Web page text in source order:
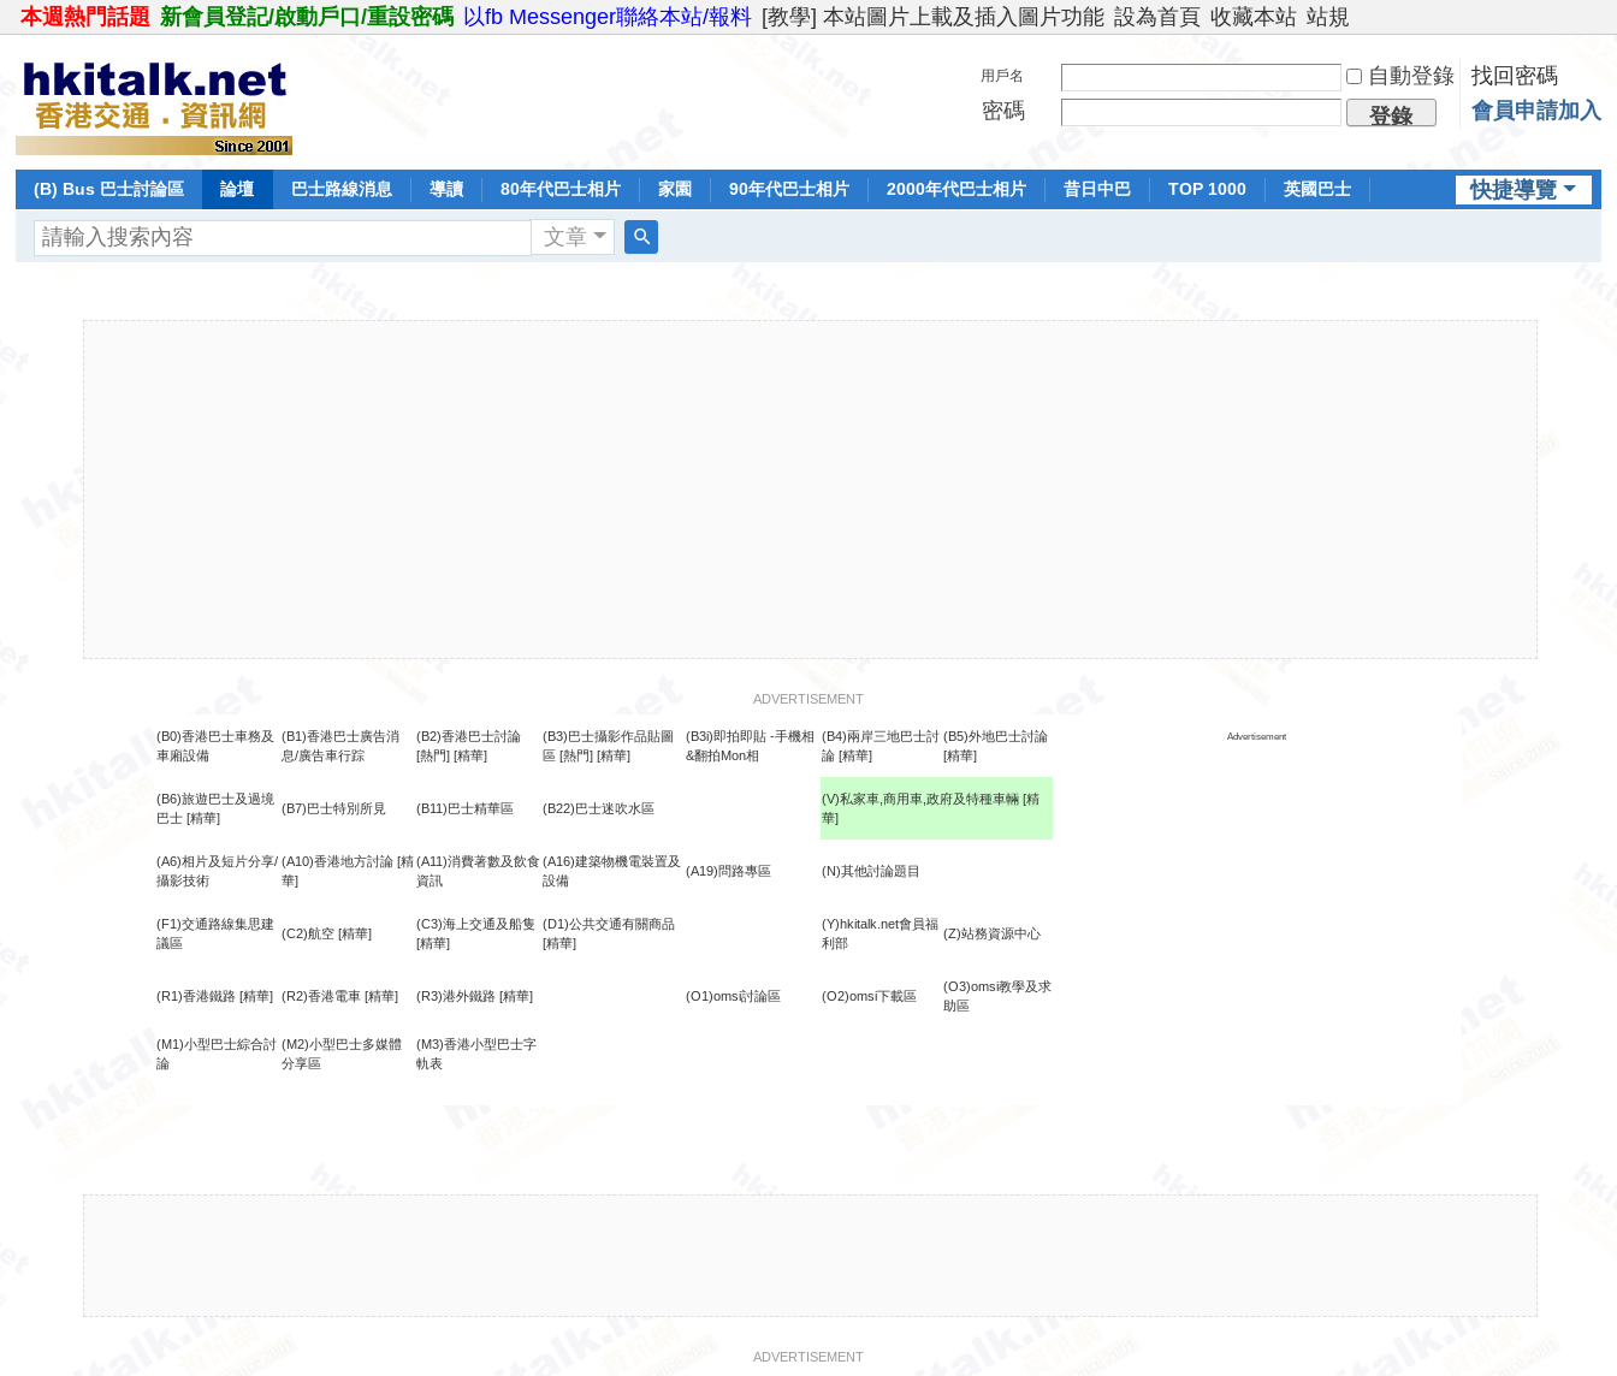
本週熱門話題 新會員登記/啟動戶口/重設密碼 以fb Messenger聯絡本站/報料 [教學] 本站圖片上載及插入圖片功能 設為首頁 收藏本站 站規
用戶名 自動登錄
找回密碼
密碼
登錄 會員申請加入
快捷導覽
(B) Bus 巴士討論區 論壇 巴士路線消息 導讀 80年代巴士相片 家園 90年代巴士相片 2000年代巴士相片 昔日中巴 TOP 1000
英國巴士
文章
ADVERTISEMENT
(B0)香港巴士車務及
車廂設備
(B1)香港巴士廣告消
息/廣告車行踪
(B2)香港巴士討論
[熱門] [精華]
(B3)巴士攝影作品貼圖
區 [熱門] [精華]
(B3i)即拍即貼 -手機相
&翻拍Mon相
(B4)兩岸三地巴士討
論 [精華]
(B5)外地巴士討論
[精華]
Advertisement
(B6)旅遊巴士及過境
巴士 [精華]
(B7)巴士特別所見 (B11)巴士精華區 (B22)巴士迷吹水區
(V)私家車,商用車,政府及特種車輛 [精
華]
(A6)相片及短片分享/
攝影技術
(A10)香港地方討論 [精
華]
(A11)消費著數及飲食
資訊
(A16)建築物機電裝置及
設備
(A19)問路專區 (N)其他討論題目
(F1)交通路線集思建
議區
(C2)航空 [精華]
(C3)海上交通及船隻
[精華]
(D1)公共交通有關商品
[精華]
(Y)hkitalk.net會員福
利部
(Z)站務資源中心
(R1)香港鐵路 [精華] (R2)香港電車 [精華] (R3)港外鐵路 [精華] (O1)omsi討論區 (O2)omsi下載區
(O3)omsi教學及求
助區
(M1)小型巴士綜合討
論
(M2)小型巴士多媒體
分享區
(M3)香港小型巴士字
軌表
ADVERTISEMENT